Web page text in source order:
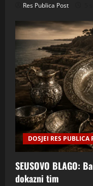
Res Publica Post
DOSJEI RES PUBLICA
SEUSOVO BLAGO:
dokazni tim